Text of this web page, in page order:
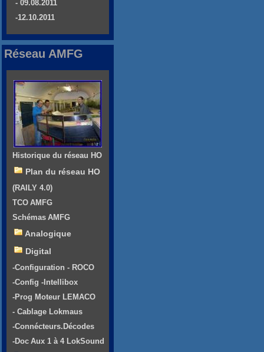
- 09.08.2011
-12.10.2011
Réseau AMFG
Historique du réseau HO
Plan du réseau HO
(RAILY 4.0)
TCO AMFG
Schémas AMFG
Analogique
Digital
-Configuration - ROCO
-Config -Intellibox
-Prog Moteur LEMACO
- Cablage Lokmaus
-Connécteurs.Décodes
-Doc Aux 1 à 4 LokSound